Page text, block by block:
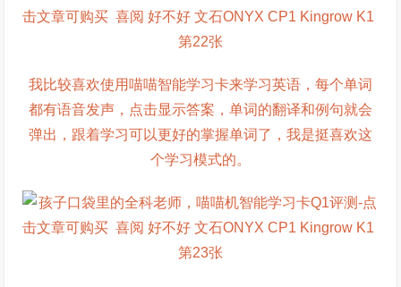
我比较喜欢使用喵喵智能学习卡来学习英语，每个单词
都有语音发声，点击显示答案，单词的翻译和例句就会
弹出，跟着学习可以更好的掌握单词了，我是挺喜欢这
个学习模式的。